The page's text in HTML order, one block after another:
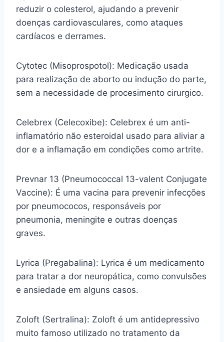
reduzir o colesterol, ajudando a prevenir
doenças cardiovasculares, como ataques
cardíacos e derrames.
Cytotec (Misoprospotol): Medicação usada
para realização de aborto ou indução do parte,
sem a necessidade de procesimento cirurgico.
Celebrex (Celecoxibe): Celebrex é um anti-
inflamatório não esteroidal usado para aliviar a
dor e a inflamação em condições como artrite.
Prevnar 13 (Pneumococcal 13-valent Conjugate
Vaccine): É uma vacina para prevenir infecções
por pneumococos, responsáveis por
pneumonia, meningite e outras doenças
graves.
Lyrica (Pregabalina): Lyrica é um medicamento
para tratar a dor neuropática, como convulsões
e ansiedade em alguns casos.
Zoloft (Sertralina): Zoloft é um antidepressivo
muito famoso utilizado no tratamento da